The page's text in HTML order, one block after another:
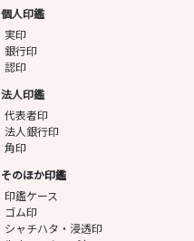
個人印鑑
実印
銀行印
認印
法人印鑑
代表者印
法人銀行印
角印
そのほか印鑑
印鑑ケース
ゴム印
シャチハタ・浸透印